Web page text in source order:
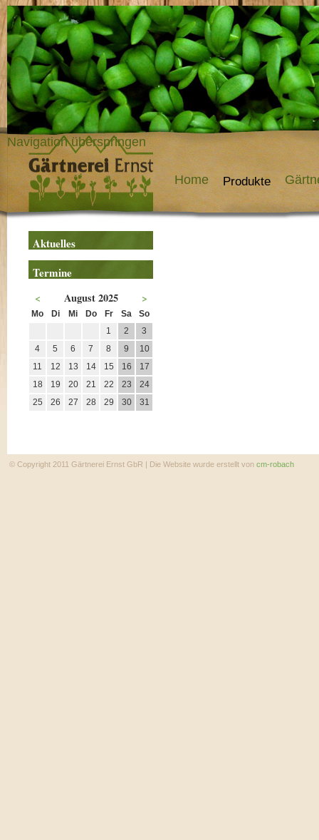
Navigation überspringen
Home Produkte
Aktuelles
Termine
< August 2025 >
Mo Di Mi Do Fr Sa
So
1
2
3
4
5 6 7 8 9
10
11
12 13 14 15 16
17
18
19 20 21 22 23
24
25
26 27 28 29 30 31
© Copyright 2011 Gärtnerei Ernst GbR | Die Website wurde erstellt von cm-robach